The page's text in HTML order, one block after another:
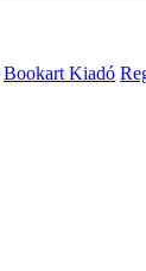
Bookart Kiadó